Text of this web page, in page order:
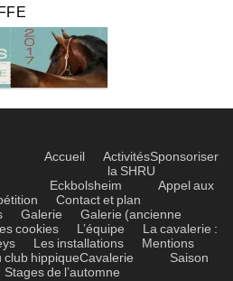
Accueil ActivitésSponsoriser
la SHRU
Eckbolsheim
Appel aux
Contact et plan
Galerie
Galerie (ancienne
cookies L’équipe
La cavalerie :
Les installations
Mentions
club hippiqueCavalerie
Saison
Stages de l’automne